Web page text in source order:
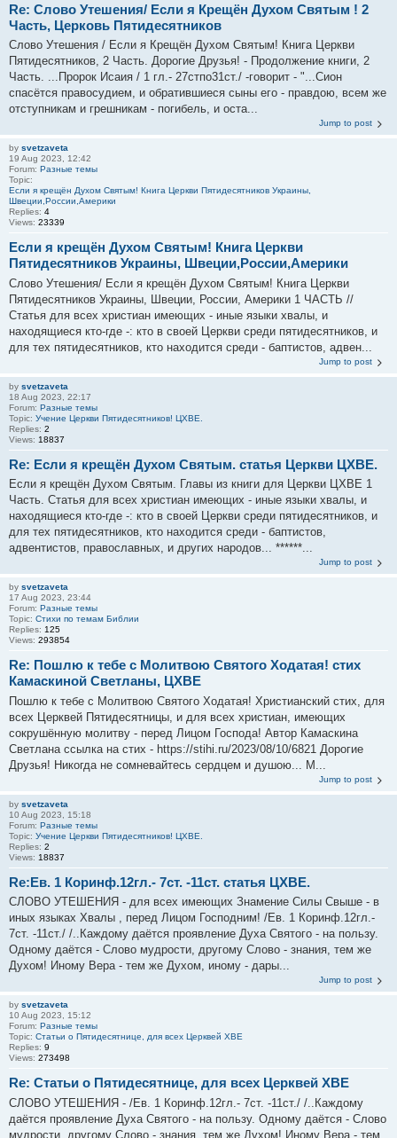
Re: Слово Утешения/ Если я Крещён Духом Святым ! 2
Часть, Церковь Пятидесятников
Слово Утешения / Если я Крещён Духом Святым! Книга Церкви
Пятидесятников, 2 Часть. Дорогие Друзья! - Продолжение книги, 2
Часть. ...Пророк Исаия / 1 гл.- 27стпо31ст./ -говорит - "...Сион
спасётся правосудием, и обратившиеся сыны его - правдою, всем же
отступникам и грешникам - погибель, и оста...
Jump to post
by svetzaveta
19 Aug 2023, 12:42
Forum: Разные темы
Topic:
Если я крещён Духом Святым! Книга Церкви Пятидесятников Украины,
Швеции,России,Америки
Replies: 4
Views: 23339
Если я крещён Духом Святым! Книга Церкви
Пятидесятников Украины, Швеции,России,Америки
Слово Утешения/ Если я крещён Духом Святым! Книга Церкви
Пятидесятников Украины, Швеции, России, Америки 1 ЧАСТЬ //
Статья для всех христиан имеющих - иные языки хвалы, и
находящиеся кто-где -: кто в своей Церкви среди пятидесятников, и
для тех пятидесятников, кто находится среди - баптистов, адвен...
Jump to post
by svetzaveta
18 Aug 2023, 22:17
Forum: Разные темы
Topic: Учение Церкви Пятидесятников! ЦХВЕ.
Replies: 2
Views: 18837
Re: Если я крещён Духом Святым. статья Церкви ЦХВЕ.
Если я крещён Духом Святым. Главы из книги для Церкви ЦХВЕ 1
Часть. Статья для всех христиан имеющих - иные языки хвалы, и
находящиеся кто-где -: кто в своей Церкви среди пятидесятников, и
для тех пятидесятников, кто находится среди - баптистов,
адвентистов, православных, и других народов... ******...
Jump to post
by svetzaveta
17 Aug 2023, 23:44
Forum: Разные темы
Topic: Стихи по темам Библии
Replies: 125
Views: 293854
Re: Пошлю к тебе с Молитвою Святого Ходатая! стих
Камаскиной Светланы, ЦХВЕ
Пошлю к тебе с Молитвою Святого Ходатая! Христианский стих, для
всех Церквей Пятидесятницы, и для всех христиан, имеющих
сокрушённую молитву - перед Лицом Господа! Автор Камаскина
Светлана ссылка на стих - https://stihi.ru/2023/08/10/6821 Дорогие
Друзья! Никогда не сомневайтесь сердцем и душою... М...
Jump to post
by svetzaveta
10 Aug 2023, 15:18
Forum: Разные темы
Topic: Учение Церкви Пятидесятников! ЦХВЕ.
Replies: 2
Views: 18837
Re:Ев. 1 Коринф.12гл.- 7ст. -11ст. статья ЦХВЕ.
СЛОВО УТЕШЕНИЯ - для всех имеющих Знамение Силы Свыше - в
иных языках Хвалы , перед Лицом Господним! /Ев. 1 Коринф.12гл.-
7ст. -11ст./ /..Каждому даётся проявление Духа Святого - на пользу.
Одному даётся - Слово мудрости, другому Слово - знания, тем же
Духом! Иному Вера - тем же Духом, иному - дары...
Jump to post
by svetzaveta
10 Aug 2023, 15:12
Forum: Разные темы
Topic: Статьи о Пятидесятнице, для всех Церквей ХВЕ
Replies: 9
Views: 273498
Re: Статьи о Пятидесятнице, для всех Церквей ХВЕ
СЛОВО УТЕШЕНИЯ - /Ев. 1 Коринф.12гл.- 7ст. -11ст./ /..Каждому
даётся проявление Духа Святого - на пользу. Одному даётся - Слово
мудрости, другому Слово - знания, тем же Духом! Иному Вера - тем